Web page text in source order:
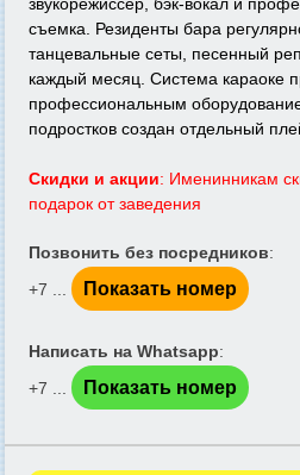
съемка. Резиденты бара
танцевальные сеты, песенный
каждый месяц. Система караоке
профессиональным
подростков создан отдельный
Скидки и акции: Именинникам
подарок от заведения
Позвонить без посредников:
+7 ...
Показать номер
Написать на Whatsapp:
+7 ...
Показать номер